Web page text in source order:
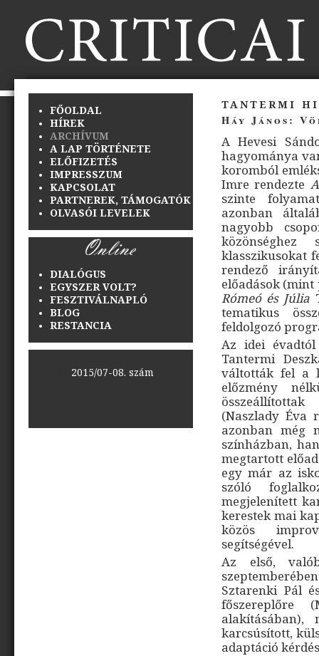
FŐOLDAL
HÍREK
ARCHÍVUM
A LAP TÖRTÉNETE
ELŐFIZETÉS
IMPRESSZUM
KAPCSOLAT
PARTNEREK, TÁMOGATÓK
OLVASÓI LEVELEK
DIALÓGUS
EGYSZER VOLT?
FESZTIVÁLNAPLÓ
BLOG
RESTANCIA
2015/07-08. szám>>
tantermi
Háy János:
A Hevesi
hagyománya
koromból
Imre rendezte
szinte
azonban
nagyobb
klasszikusokat
rendező
előadások
Rómeó és Júlia
tematikus
feldolgozó
Az idei
Tantermi
váltották fel a
előzmény
(Naszlady Éva
azonban még
színházban,
megtartott
egy már az
szóló
megjelenített
kerestek mai
közös
segítségével.
Az első,
Sztarenki Pál
főszereplőre
alakításában),
karcsúsított,
adaptáció